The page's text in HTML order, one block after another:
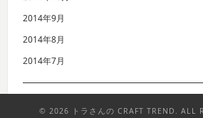
2014年9月
2014年8月
2014年7月
© 2026 トラさんの CRAFT TREND. ALL